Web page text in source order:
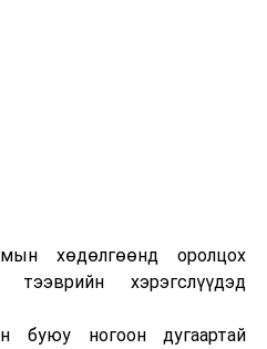
эсрэг гэмт хэргүүдэд
холбогдох шүүхүүдэд
хөдөлгөөнд оролцох
тээврийн хэрэгслүүдэд
буюу ногоон дугаартай